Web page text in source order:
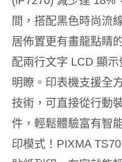
間，搭配黑色時尚流
居佈置更有畫龍點睛
配兩行文字 LCD 顯
明瞭。印表機支援全
技術，可直接從行動
件，輕鬆體驗富有智
印模式！PIXMA